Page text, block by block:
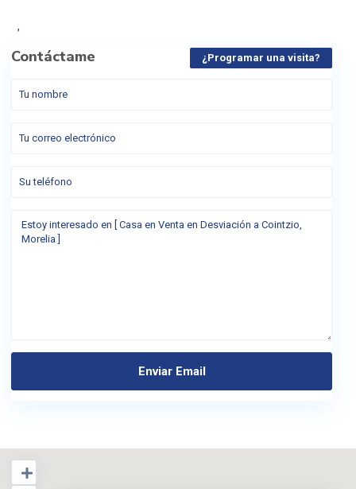
,
Contáctame ¿Programar una visita?